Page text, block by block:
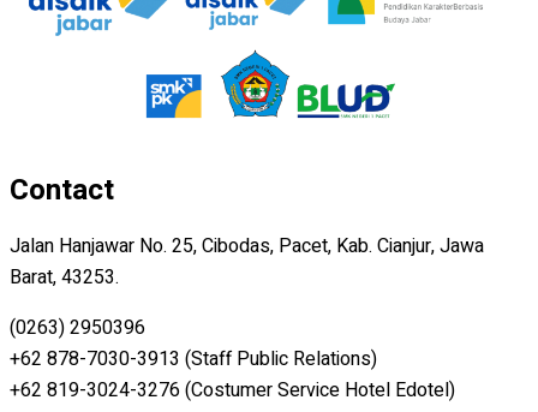
Contact
Jalan Hanjawar No. 25, Cibodas, Pacet, Kab. Cianjur, Jawa
Barat, 43253.
(0263) 2950396
+62 878-7030-3913 (Staff Public Relations)
+62 819-3024-3276 (Costumer Service Hotel Edotel)